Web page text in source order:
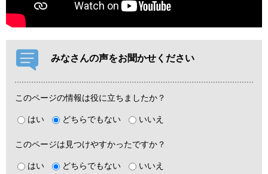
みなさんの声をお聞かせください
このページの情報は役に立ちましたか？
はい どちらでもない いいえ
このページは見つけやすかったですか？
はい どちらでもない いいえ